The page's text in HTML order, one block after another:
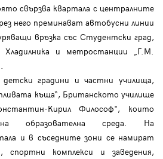
свързва квартала с централните
него преминават автобусни линии
връзка със Студентски град,
Хладилника и метростанции „Г.М.
градини и частни училища,
къща“, Британското училище
Кирил Философ", които
образователна среда. На
и в съседните зони се намират
спортни комплекси и заведения,